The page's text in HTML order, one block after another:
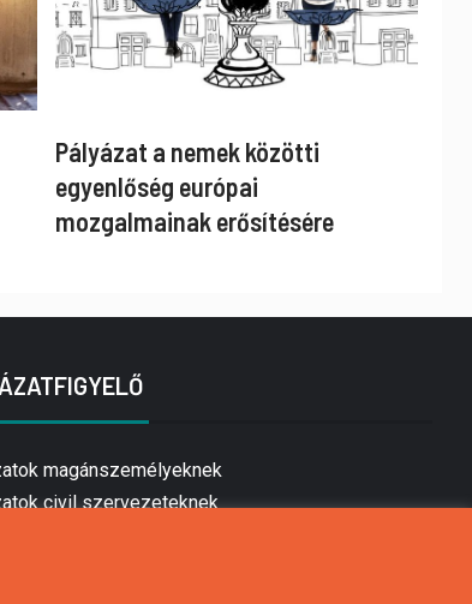
Pályázat a nemek közötti
egyenlőség európai
mozgalmainak erősítésére
magánszemélyeknek
civil szervezeteknek